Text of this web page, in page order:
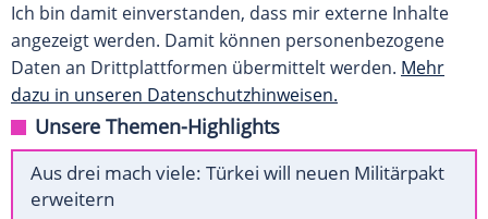
Ich bin damit einverstanden, dass mir externe Inhalte
angezeigt werden. Damit können personenbezogene
Daten an Drittplattformen übermittelt werden. Mehr
dazu in unseren Datenschutzhinweisen.
Unsere Themen-Highlights
Aus drei mach viele: Türkei will neuen Militärpakt
erweitern